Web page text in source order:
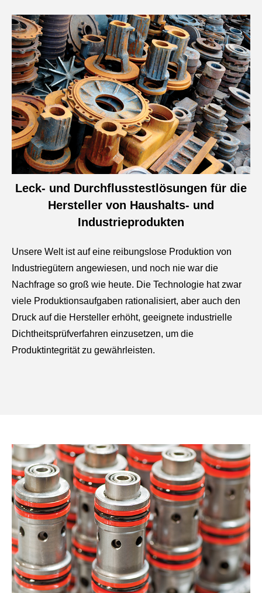
Leck- und Durchflusstestlösungen für die
Hersteller von Haushalts- und
Industrieprodukten
Unsere Welt ist auf eine reibungslose Produktion von
Industriegütern angewiesen, und noch nie war die
Nachfrage so groß wie heute. Die Technologie hat zwar
viele Produktionsaufgaben rationalisiert, aber auch den
Druck auf die Hersteller erhöht, geeignete industrielle
Dichtheitsprüfverfahren einzusetzen, um die
Produktintegrität zu gewährleisten.